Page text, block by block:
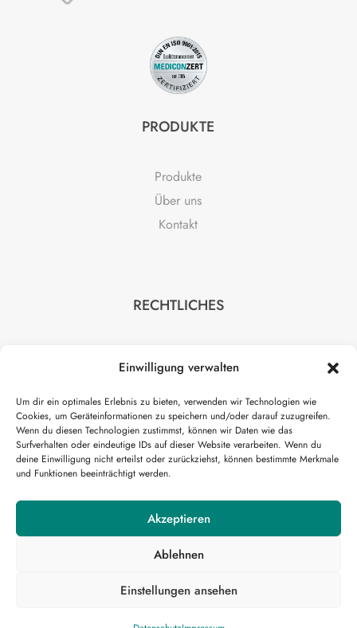
Einwilligung verwalten
Um dir ein optimales Erlebnis zu bieten, verwenden wir Technologien wie
Cookies, um Geräteinformationen zu speichern und/oder darauf zuzugreifen.
Wenn du diesen Technologien zustimmst, können wir Daten wie das
Surfverhalten oder eindeutige IDs auf dieser Website verarbeiten. Wenn du
deine Einwilligung nicht erteilst oder zurückziehst, können bestimmte Merkmale
und Funktionen beeinträchtigt werden.
Akzeptieren
Ablehnen
Einstellungen ansehen
PRODUKTE
Produkte
Über uns
Kontakt
RECHTLICHES
AGB
HILFE
Kontakt
© H-Medical GmbH 2026 | All rights reserved.